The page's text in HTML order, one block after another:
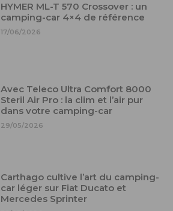
HYMER ML-T 570 Crossover : un
camping-car 4×4 de référence
17/06/2026
Avec Teleco Ultra Comfort 8000
Steril Air Pro : la clim et l’air pur
dans votre camping-car
29/05/2026
Carthago cultive l’art du camping-
car léger sur Fiat Ducato et
Mercedes Sprinter